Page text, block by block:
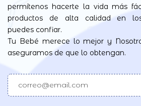
permítenos hacerte la vida más
productos de alta calidad en
puedes confiar.
Tu Bebé merece lo mejor y
aseguramos de que lo obtengan.